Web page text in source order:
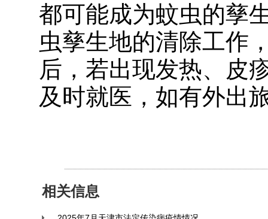
都可能成为蚊虫的孳
虫孳生地的清除工作
后，若出现发热、皮
及时就医，如有外出
相关信息